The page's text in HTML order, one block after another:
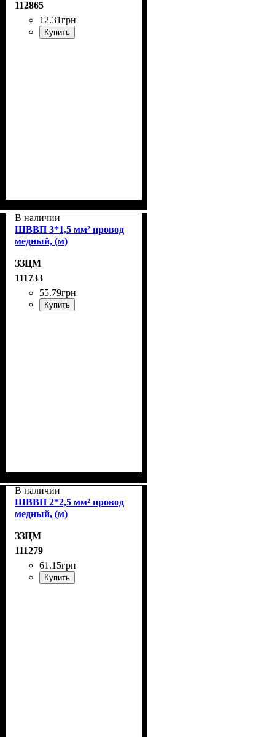
112865
12.31грн
Купить
В наличии
ШВВП 3*1,5 мм² провод
медный, (м)
ЗЗЦМ
111733
55.79грн
Купить
В наличии
ШВВП 2*2,5 мм² провод
медный, (м)
ЗЗЦМ
111279
61 .15грн
Купить